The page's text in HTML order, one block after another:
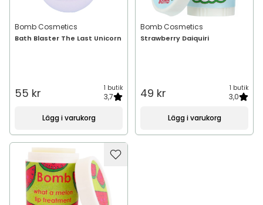
Bomb Cosmetics
Bath Blaster The Last Unicorn
55 kr 1 butik
3,7
Lägg i varukorg
Bomb Cosmetics
Strawberry Daiquiri
49 kr 1 butik
3,0
Lägg i varukorg